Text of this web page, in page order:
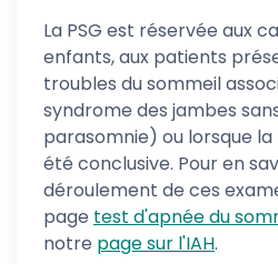
La PSG est réservée aux
enfants, aux patients
troubles du sommeil
syndrome des jambes
parasomnie) ou lorsque
été conclusive. Pour en
déroulement de ces
page test d'apnée du
notre page sur l'IAH.